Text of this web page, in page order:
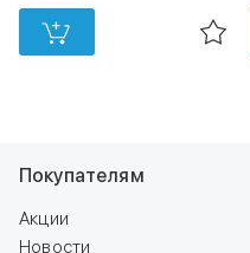
Покупателям
Акции
Новости